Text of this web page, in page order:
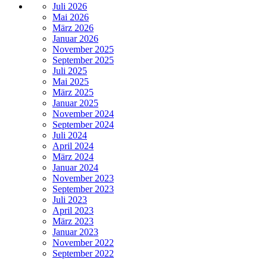
Juli 2026
Mai 2026
März 2026
Januar 2026
November 2025
September 2025
Juli 2025
Mai 2025
März 2025
Januar 2025
November 2024
September 2024
Juli 2024
April 2024
März 2024
Januar 2024
November 2023
September 2023
Juli 2023
April 2023
März 2023
Januar 2023
November 2022
September 2022